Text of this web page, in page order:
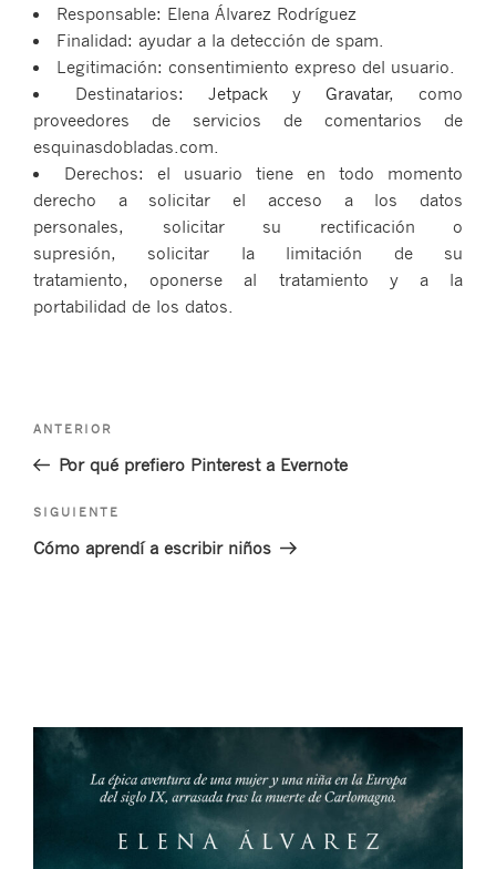
Responsable: Elena Álvarez Rodríguez
Finalidad: ayudar a la detección de spam.
Legitimación: consentimiento expreso del usuario.
Destinatarios: Jetpack y Gravatar, como
proveedores de servicios de comentarios de
esquinasdobladas.com.
Derechos: el usuario tiene en todo momento
derecho a solicitar el acceso a los datos
personales, solicitar su rectificación o
supresión, solicitar la limitación de su
tratamiento, oponerse al tratamiento y a la
portabilidad de los datos.
entradas
Entrada
anterior:
ANTERIOR
Por qué prefiero Pinterest a Evernote
Siguiente
entrada
SIGUIENTE
Cómo aprendí a escribir niños